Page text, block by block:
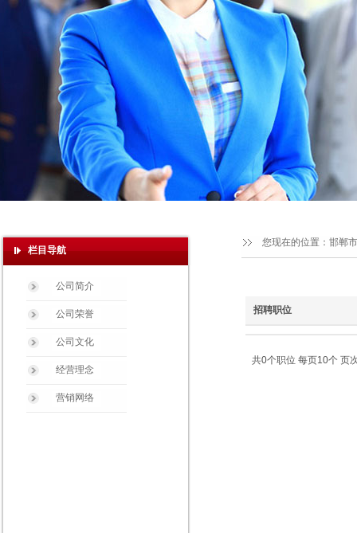
栏目导航
公司简介
公司荣誉
公司文化
经营理念
营销网络
招聘职位
共0个职位 每页10个 页
您现在的位置： 邯郸